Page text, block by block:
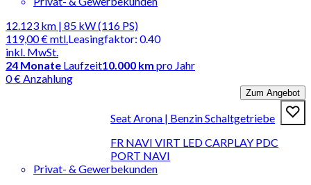
12.123 km | 85 kW (116 PS)
119,00 €mtl.
inkl. MwSt.
Leasingfaktor: 0.40
24 Monate Laufzeit10.000 km pro Jahr
0 € Anzahlung
Zum Angebot
Seat Arona | Benzin Schaltgetriebe
FR NAVI VIRT LED CARPLAY PDC
PORT NAVI
Privat- & Gewerbekunden